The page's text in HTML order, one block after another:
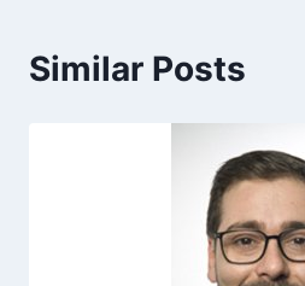
Similar Posts